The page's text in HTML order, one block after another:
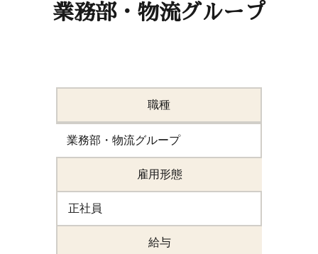
業務部・物流グループ
職種
業務部・物流グループ
雇用形態
正社員
給与